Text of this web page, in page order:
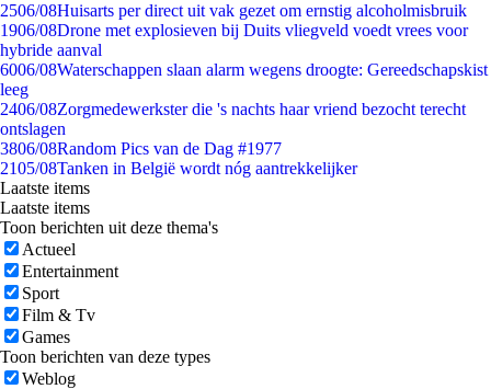
2506/08Huisarts per direct uit vak gezet om ernstig alcoholmisbruik
1906/08Drone met explosieven bij Duits vliegveld voedt vrees voor
hybride aanval
6006/08Waterschappen slaan alarm wegens droogte: Gereedschapskist
leeg
2406/08Zorgmedewerkster die 's nachts haar vriend bezocht terecht
ontslagen
3806/08Random Pics van de Dag #1977
2105/08Tanken in België wordt nóg aantrekkelijker
Laatste items
Laatste items
Toon berichten uit deze thema's
Actueel
Entertainment
Sport
Film & Tv
Games
Toon berichten van deze types
Weblog